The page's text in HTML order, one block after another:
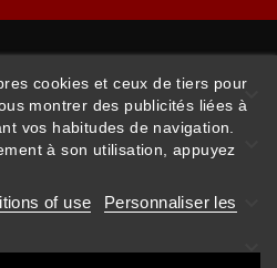


cookies et ceux de tiers pour
montrer des publicités liées à
vos habitudes de navigation.
à son utilisation, appuyez
of use
Personnaliser les